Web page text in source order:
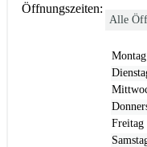
Öffnungszeiten:
Alle
Montag
Freitag